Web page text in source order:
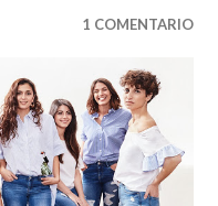
1 COMENTARIO